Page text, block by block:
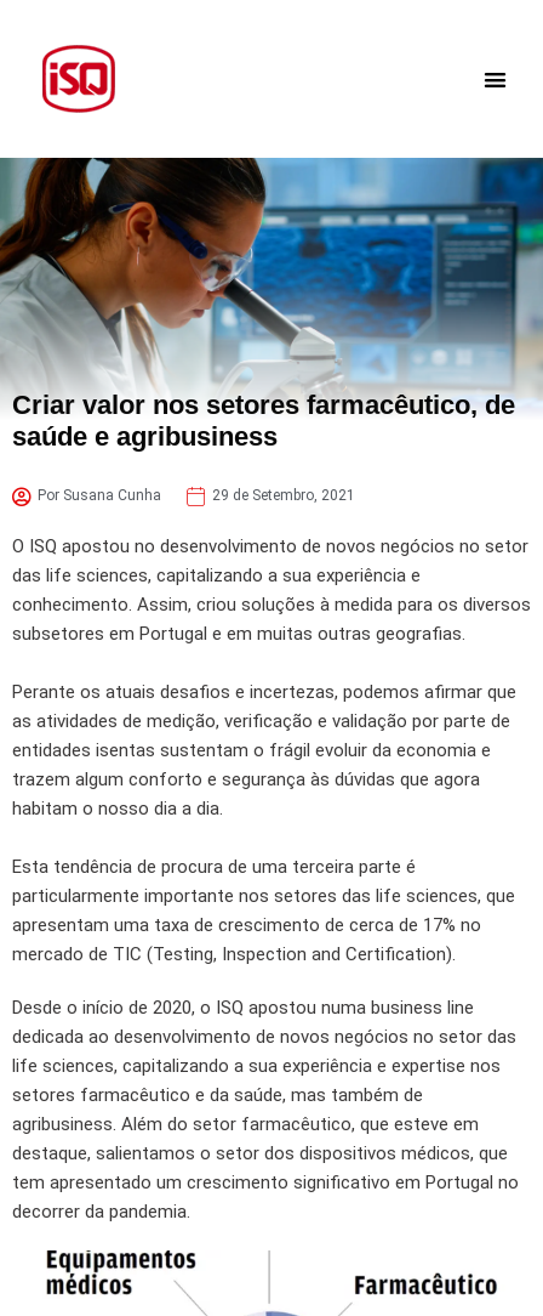
Criar valor nos setores farmacêutico, de
saúde e agribusiness
Por Susana Cunha 29 de Setembro, 2021
O ISQ apostou no desenvolvimento de novos negócios no setor
das life sciences, capitalizando a sua experiência e
conhecimento. Assim, criou soluções à medida para os diversos
subsetores em Portugal e em muitas outras geografias.
Perante os atuais desafios e incertezas, podemos afirmar que
as atividades de medição, verificação e validação por parte de
entidades isentas sustentam o frágil evoluir da economia e
trazem algum conforto e segurança às dúvidas que agora
habitam o nosso dia a dia.
Esta tendência de procura de uma terceira parte é
particularmente importante nos setores das life sciences, que
apresentam uma taxa de crescimento de cerca de 17% no
mercado de TIC (Testing, Inspection and Certification).
Desde o início de 2020, o ISQ apostou numa business line
dedicada ao desenvolvimento de novos negócios no setor das
life sciences, capitalizando a sua experiência e expertise nos
setores farmacêutico e da saúde, mas também de
agribusiness. Além do setor farmacêutico, que esteve em
destaque, salientamos o setor dos dispositivos médicos, que
tem apresentado um crescimento significativo em Portugal no
decorrer da pandemia.